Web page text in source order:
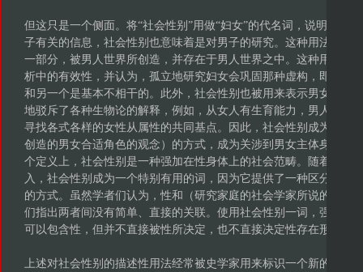
但这只是一个侧面。将“社会性别”用做“妇女”的代名词，说明与妇
子有关的信息，社会性别也意味着是对男子的研究。这种用法说明
一部分，被男人世界所创造，并存在于男人世界之中。这种用法否
析中的有效性，并认为，孤立地研究妇女会巩固那种虚构，即，一
和另一个是基本不相干的。此外，社会性别也被用来表示男女之间
地驳斥了各种生物论的解释，例如，从女人有生育能力，男人有较
寻找各式各样的女性从属性的共同基点。因此，社会性别成为表示“
创造的男女合适角色的观念）的方式，成为关涉到男女主体身份仅
个定义上，社会性别是一种强加在性身体上的社会范畴。随着对性
入，社会性别成为一个特别有用的词，因为它提供了一种区分性实
的方式。虽然学者们认为，性和（研究家庭的社会学家所说的）“性
们指出两者间没有简单、直接的关联。使用社会性别一词，强调的
可以包含性，但并不直接被性所决定，也不直接决定性存在形式。
上述对社会性别的描述性用法经常被史学家用来标识一个新的领域